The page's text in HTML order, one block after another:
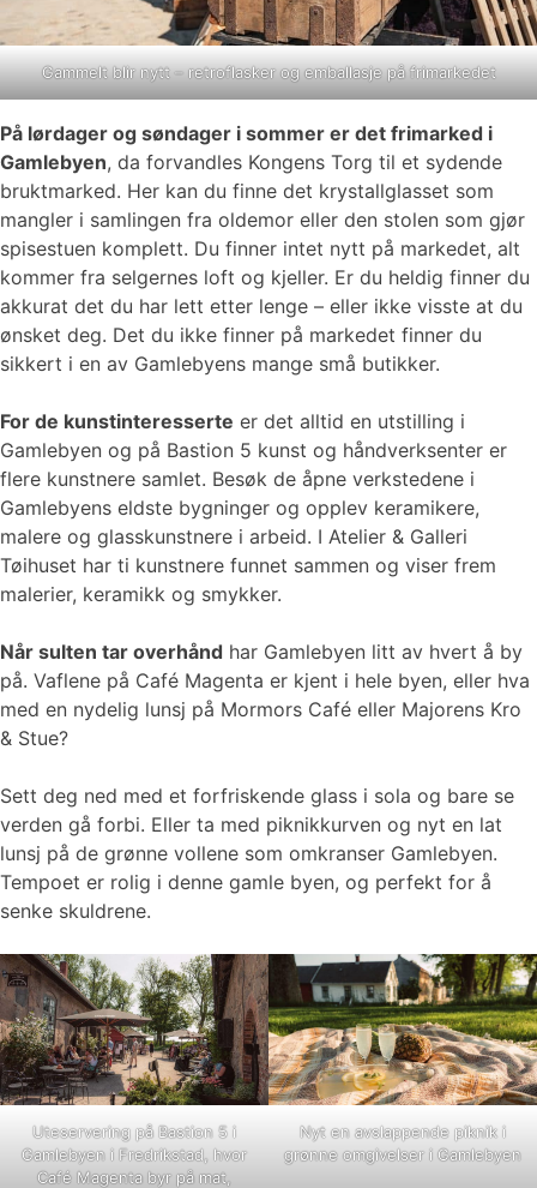
Gammelt blir nytt – retroflasker og emballasje på frimarkedet
På lørdager og søndager i sommer er det frimarked i
Gamlebyen, da forvandles Kongens Torg til et sydende
bruktmarked. Her kan du finne det krystallglasset som
mangler i samlingen fra oldemor eller den stolen som gjør
spisestuen komplett. Du finner intet nytt på markedet, alt
kommer fra selgernes loft og kjeller. Er du heldig finner du
akkurat det du har lett etter lenge – eller ikke visste at du
ønsket deg. Det du ikke finner på markedet finner du
sikkert i en av Gamlebyens mange små butikker.
For de kunstinteresserte er det alltid en utstilling i
Gamlebyen og på Bastion 5 kunst og håndverksenter er
flere kunstnere samlet. Besøk de åpne verkstedene i
Gamlebyens eldste bygninger og opplev keramikere,
malere og glasskunstnere i arbeid. I Atelier & Galleri
Tøihuset har ti kunstnere funnet sammen og viser frem
malerier, keramikk og smykker.
Når sulten tar overhånd har Gamlebyen litt av hvert å by
på. Vaflene på Café Magenta er kjent i hele byen, eller hva
med en nydelig lunsj på Mormors Café eller Majorens Kro
& Stue?
Sett deg ned med et forfriskende glass i sola og bare se
verden gå forbi. Eller ta med piknikkurven og nyt en lat
lunsj på de grønne vollene som omkranser Gamlebyen.
Tempoet er rolig i denne gamle byen, og perfekt for å
senke skuldrene.
Uteservering på Bastion 5 i
Gamlebyen i Fredrikstad, hvor
Café Magenta byr på mat,
Nyt en avslappende piknik i
grønne omgivelser i Gamlebyen